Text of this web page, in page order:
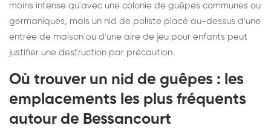
moins intense qu'avec une colonie de guêpes communes ou
germaniques, mais un nid de poliste placé au-dessus d'une
entrée de maison ou d'une aire de jeu pour enfants peut
justifier une destruction par précaution.
Où trouver un nid de guêpes : les
emplacements les plus fréquents
autour de Bessancourt